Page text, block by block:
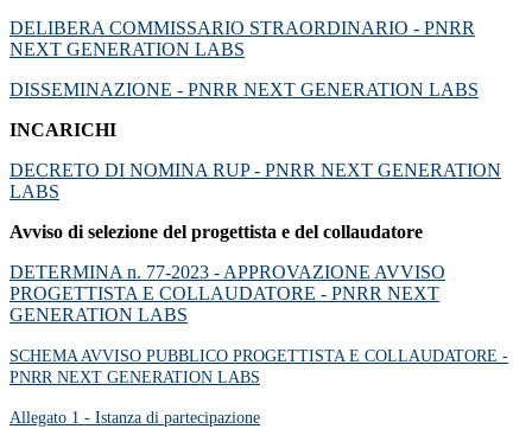
DELIBERA COMMISSARIO STRAORDINARIO - PNRR
NEXT GENERATION LABS
DISSEMINAZIONE - PNRR NEXT GENERATION LABS
INCARICHI
DECRETO DI NOMINA RUP - PNRR NEXT GENERATION
LABS
Avviso di selezione del progettista e del collaudatore
DETERMINA n. 77-2023 - APPROVAZIONE AVVISO
PROGETTISTA E COLLAUDATORE - PNRR NEXT
GENERATION LABS
SCHEMA AVVISO PUBBLICO PROGETTISTA E COLLAUDATORE -
PNRR NEXT GENERATION LABS
Allegato 1 - Istanza di partecipazione